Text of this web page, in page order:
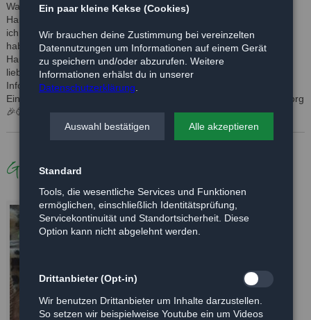
Waldtierheim zu uns geholt. Man wollte mir am Tag der Abholung
Hans Georg eigentlich ausreden, weil er ein wilder Kater war und
ich sollte mir eine andere Katze/ anderen Kater aussuchen. Das
habe ich aber zum Glück nicht getan und Hans Georg mit nach
Hause gebracht. Wir haben es nicht bereut, denn er ist so ein
lieber, zahmer Kater geworden 😻😹 Und da man leider keinerlei
Infos über ihn hat, wann er geboren ist, haben wir seinen
Einzugstag als Geburtstag genommen. Happy Birthday Hans Georg
🎉🥳😻😹
Galerie
Ein paar kleine Kekse (Cookies)
Wir brauchen deine Zustimmung bei vereinzelten
Datennutzungen um Informationen auf einem Gerät
zu speichern und/oder abzurufen. Weitere
Informationen erhälst du in unserer
Datenschutzerklärung
Auswahl bestätigen Alle akzeptieren
Standard
Tools, die wesentliche Services und Funktionen
ermöglichen, einschließlich Identitätsprüfung,
Servicekontinuität und Standortsicherheit. Diese
Option kann nicht abgelehnt werden.
Drittanbieter (Opt-in)
Wir benutzen Drittanbieter um Inhalte darzustellen.
So setzen wir beispielweise Youtube ein um Videos